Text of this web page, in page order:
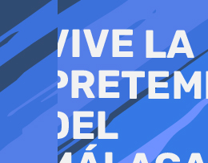
al
contenido